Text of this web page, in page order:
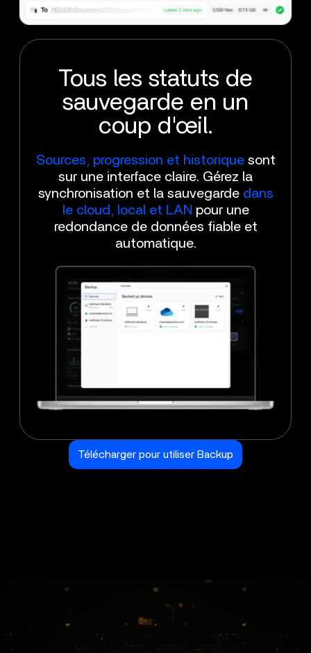
Tous les statuts de
sauvegarde en un
coup d'œil.
Sources, progression et historiquesont
sur une interface claire. Gérez la
synchronisation et la sauvegarde dans
le cloud, local et LAN pour une
redondance de données fiable et
automatique.
Télécharger pour utiliser Backup